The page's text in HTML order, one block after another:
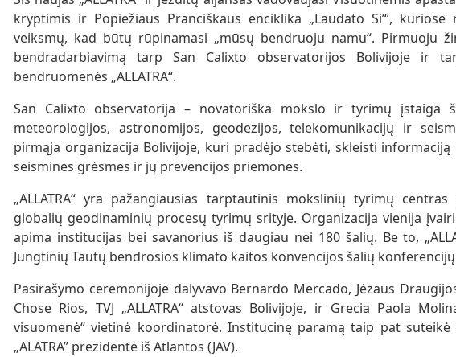
kryptimis ir Popiežiaus Pranciškaus enciklika „Laudato Si’“,
veiksmų, kad būtų rūpinamasi „mūsų bendruoju namu“. Pirmuoju
bendradarbiavimą tarp San Calixto observatorijos Bolivijoje ir
bendruomenės „ALLATRA“.
San Calixto observatorija – novatoriška mokslo ir tyrimų įstaiga
meteorologijos, astronomijos, geodezijos, telekomunikacijų ir
pirmąja organizacija Bolivijoje, kuri pradėjo stebėti, skleisti
seismines grėsmes ir jų prevencijos priemones.
„ALLATRA“ yra pažangiausias tarptautinis mokslinių tyrimų
globalių geodinaminių procesų tyrimų srityje. Organizacija vienija
apima institucijas bei savanorius iš daugiau nei 180 šalių. Be to,
Jungtinių Tautų bendrosios klimato kaitos konvencijos šalių konferencijų
Pasirašymo ceremonijoje dalyvavo Bernardo Mercado, Jėzaus
Chose Rios, TVJ „ALLATRA“ atstovas Bolivijoje, ir Grecia Paola
visuomenė“ vietinė koordinatorė. Institucinę paramą taip pat suteikė
„ALATRA” prezidentė iš Atlantos (JAV).